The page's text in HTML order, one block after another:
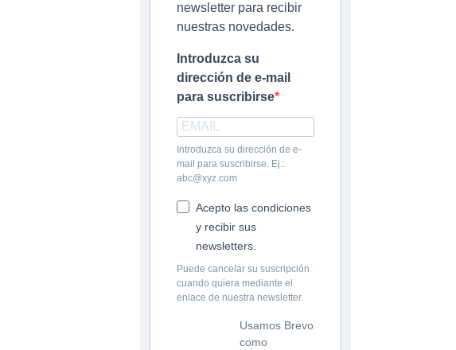
newsletter para recibir
nuestras novedades.
Introduzca su
dirección de e-mail
para suscribirse
Introduzca su dirección de e-
mail para suscribirse. Ej.:
abc@xyz.com
Acepto las condiciones
y recibir sus
newsletters.
Puede cancelar su suscripción
cuando quiera mediante el
enlace de nuestra newsletter.
Usamos Brevo
como